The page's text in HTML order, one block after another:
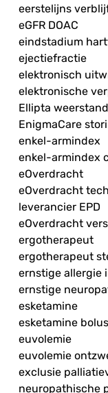
eerstelijns
eGFR DOAC
eindstadium
ejectiefractie
elektronisch
elektronische
Ellipta weerstand
EnigmaCare
enkel-armindex
enkel-armindex
eOverdracht
eOverdracht
leverancier EPD
eOverdracht
ergotherapeut
ergotherapeut
ernstige allergie
ernstige
esketamine
esketamine
euvolemie
euvolemie
exclusie
neuropathische